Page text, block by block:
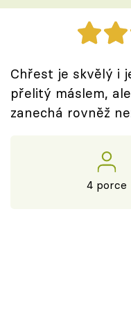
Speciál: Cuketa
Těhotnej kuchař
Sledujte prima+
Přihlášení
Chřest je skvělý i
přelitý máslem,
zanechá rovněž
4 porce